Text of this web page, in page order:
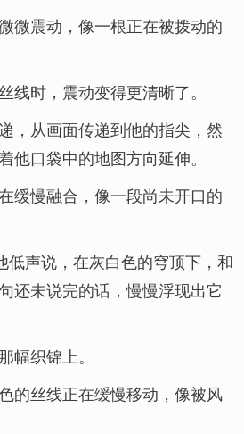
微震动，像一根正在被拨动的
线时，震动变得更清晰了。
，从画面传递到他的指尖，然
他口袋中的地图方向延伸。
缓慢融合，像一段尚未开口的
低声说，在灰白色的穹顶下，和
还未说完的话，慢慢浮现出它
幅织锦上。
的丝线正在缓慢移动，像被风